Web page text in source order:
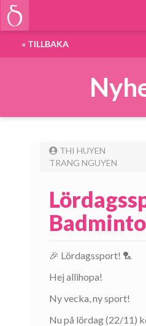
« TILLBAKA
THI HUYEN
TRANG NGUYEN
🎉 Lördagssport! 🏸
Hej allihopa!
Ny vecka, ny sport!
Nu på lördag (22/11)